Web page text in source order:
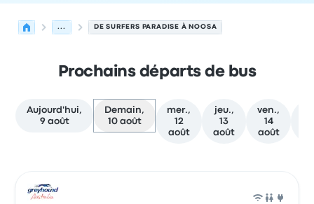
... DE SURFERS PARADISE À NOOSA
Prochains départs de bus
Aujourd'hui,
9 août
Demain,
10 août
mer.,
12
août
jeu.,
13
août
ven.,
14
août